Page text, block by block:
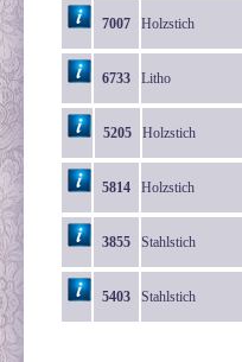
7007 Holzstich
6733 Litho
5205 Holzstich
5814 Holzstich
3855 Stahlstich
5403 Stahlstich